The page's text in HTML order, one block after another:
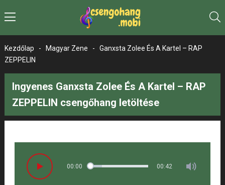
Kezdőlap - Magyar Zene -
Ganxsta Zolee És A Kartel – RAP
ZEPPELIN
Ingyenes Ganxsta Zolee És A Kartel – RAP
ZEPPELIN csengőhang letöltése
00:00 00:42